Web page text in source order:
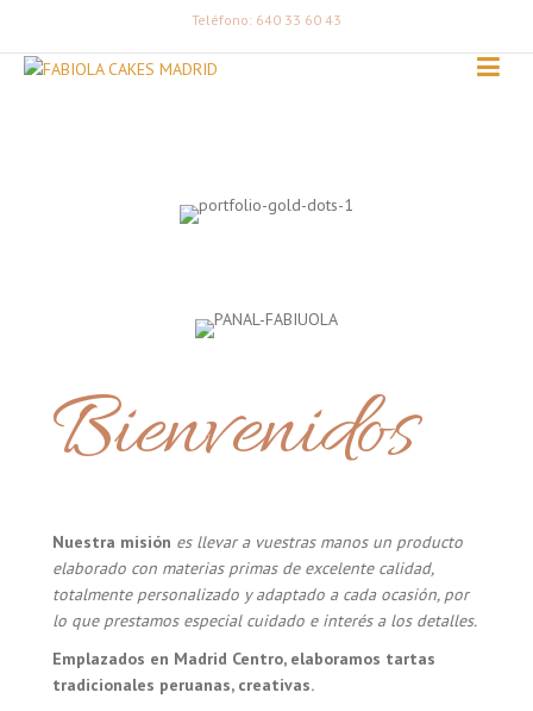
Teléfono: 640 33 60 43
Bienvenidos
Nuestra misión es llevar a vuestras manos un producto
elaborado con materias primas de excelente calidad,
totalmente personalizado y adaptado a cada ocasión, por
lo que prestamos especial cuidado e interés a los detalles.
Emplazados en Madrid Centro, elaboramos tartas
tradicionales peruanas, creativas.